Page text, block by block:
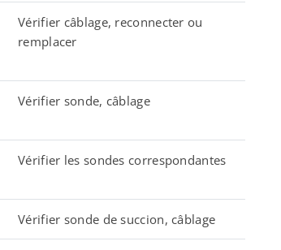
Vérifier câblage, reconnecter ou
remplacer
Vérifier sonde, câblage
Vérifier les sondes correspondantes
Vérifier sonde de succion, câblage